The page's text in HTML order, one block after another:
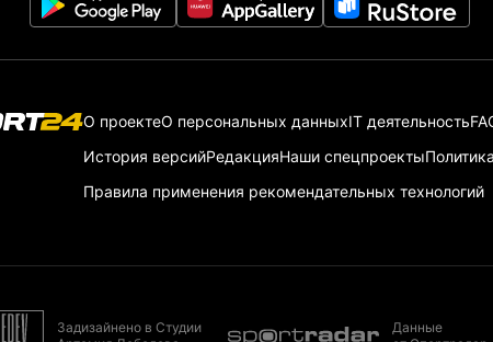
О проектеО персональных данныхIT деятельность
История версийРедакцияНаши спецпроекты
Правила применения рекомендательных технологий
Задизайнено в Студии
Данные